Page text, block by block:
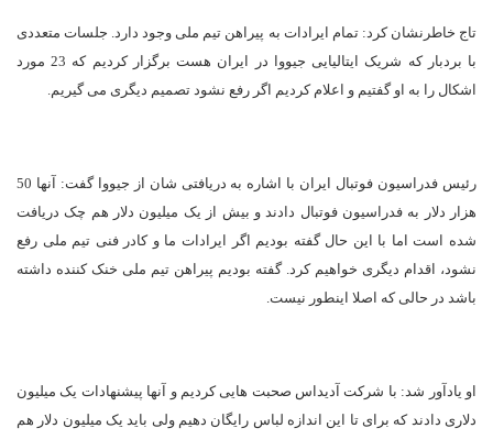
تاج خاطرنشان کرد: تمام ایرادات به پیراهن تیم ملی وجود دارد. جلسات متعددی
با بردبار که شریک ایتالیایی جیووا در ایران هست برگزار کردیم که 23 مورد
اشکال را به او گفتیم و اعلام کردیم اگر رفع نشود تصمیم دیگری می گیریم.
رئیس فدراسیون فوتبال ایران با اشاره به دریافتی شان از جیووا گفت: آنها 50
هزار دلار به فدراسیون فوتبال دادند و بیش از یک میلیون دلار هم چک دریافت
شده است اما با این حال گفته بودیم اگر ایرادات ما و کادر فنی تیم ملی رفع
نشود، اقدام دیگری خواهیم کرد. گفته بودیم پیراهن تیم ملی خنک کننده داشته
باشد در حالی که اصلا اینطور نیست.
او یادآور شد: با شرکت آدیداس صحبت هایی کردیم و آنها پیشنهادات یک میلیون
دلاری دادند که برای تا این اندازه لباس رایگان دهیم ولی باید یک میلیون دلار هم